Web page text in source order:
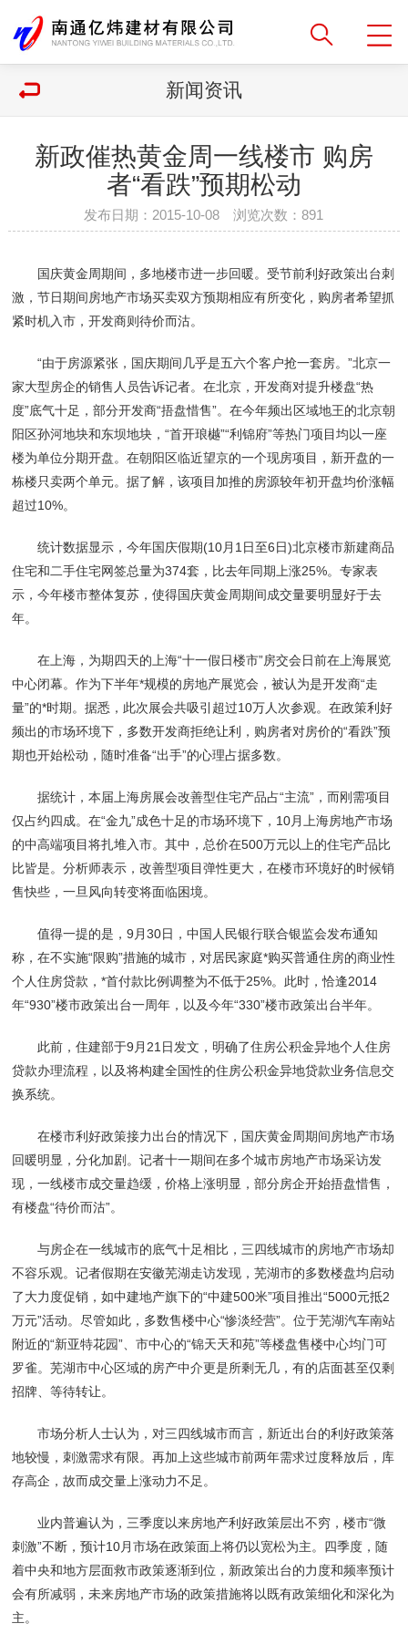
新闻资讯
新政催热黄金周一线楼市 购房
者“看跌”预期松动
发布日期：2015-10-08 浏览次数：891
国庆黄金周期间，多地楼市进一步回暖。受节前利好政策出台刺
激，节日期间房地产市场买卖双方预期相应有所变化，购房者希望抓
紧时机入市，开发商则待价而沽。
“由于房源紧张，国庆期间几乎是五六个客户抢一套房。”北京一
家大型房企的销售人员告诉记者。在北京，开发商对提升楼盘“热
度”底气十足，部分开发商“捂盘惜售”。在今年频出区域地王的北京朝
阳区孙河地块和东坝地块，“首开琅樾”“利锦府”等热门项目均以一座
楼为单位分期开盘。在朝阳区临近望京的一个现房项目，新开盘的一
栋楼只卖两个单元。据了解，该项目加推的房源较年初开盘均价涨幅
超过10%。
统计数据显示，今年国庆假期(10月1日至6日)北京楼市新建商品
住宅和二手住宅网签总量为374套，比去年同期上涨25%。专家表
示，今年楼市整体复苏，使得国庆黄金周期间成交量要明显好于去
年。
在上海，为期四天的上海“十一假日楼市”房交会日前在上海展览
中心闭幕。作为下半年*规模的房地产展览会，被认为是开发商“走
量”的*时期。据悉，此次展会共吸引超过10万人次参观。在政策利好
频出的市场环境下，多数开发商拒绝让利，购房者对房价的“看跌”预
期也开始松动，随时准备“出手”的心理占据多数。
据统计，本届上海房展会改善型住宅产品占“主流”，而刚需项目
仅占约四成。在“金九”成色十足的市场环境下，10月上海房地产市场
的中高端项目将扎堆入市。其中，总价在500万元以上的住宅产品比
比皆是。分析师表示，改善型项目弹性更大，在楼市环境好的时候销
售快些，一旦风向转变将面临困境。
值得一提的是，9月30日，中国人民银行联合银监会发布通知
称，在不实施“限购”措施的城市，对居民家庭*购买普通住房的商业性
个人住房贷款，*首付款比例调整为不低于25%。此时，恰逢2014
年“930”楼市政策出台一周年，以及今年“330”楼市政策出台半年。
此前，住建部于9月21日发文，明确了住房公积金异地个人住房
贷款办理流程，以及将构建全国性的住房公积金异地贷款业务信息交
换系统。
在楼市利好政策接力出台的情况下，国庆黄金周期间房地产市场
回暖明显，分化加剧。记者十一期间在多个城市房地产市场采访发
现，一线楼市成交量趋缓，价格上涨明显，部分房企开始捂盘惜售，
有楼盘“待价而沽”。
与房企在一线城市的底气十足相比，三四线城市的房地产市场却
不容乐观。记者假期在安徽芜湖走访发现，芜湖市的多数楼盘均启动
了大力度促销，如中建地产旗下的“中建500米”项目推出“5000元抵2
万元”活动。尽管如此，多数售楼中心“惨淡经营”。位于芜湖汽车南站
附近的“新亚特花园”、市中心的“锦天天和苑”等楼盘售楼中心均门可
罗雀。芜湖市中心区域的房产中介更是所剩无几，有的店面甚至仅剩
招牌、等待转让。
市场分析人士认为，对三四线城市而言，新近出台的利好政策落
地较慢，刺激需求有限。再加上这些城市前两年需求过度释放后，库
存高企，故而成交量上涨动力不足。
业内普遍认为，三季度以来房地产利好政策层出不穷，楼市“微
刺激”不断，预计10月市场在政策面上将仍以宽松为主。四季度，随
着中央和地方层面救市政策逐渐到位，新政策出台的力度和频率预计
会有所减弱，未来房地产市场的政策措施将以既有政策细化和深化为
主。